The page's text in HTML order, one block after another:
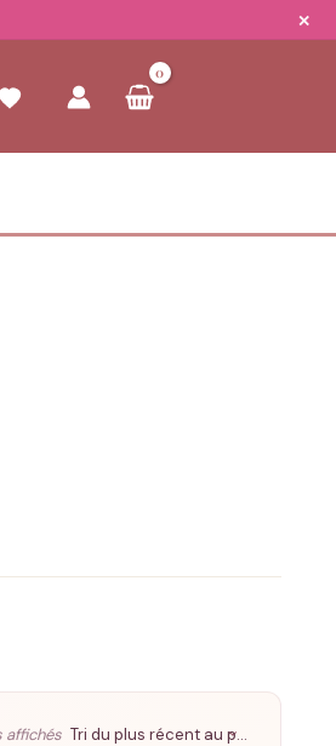
✕
affichésTrié